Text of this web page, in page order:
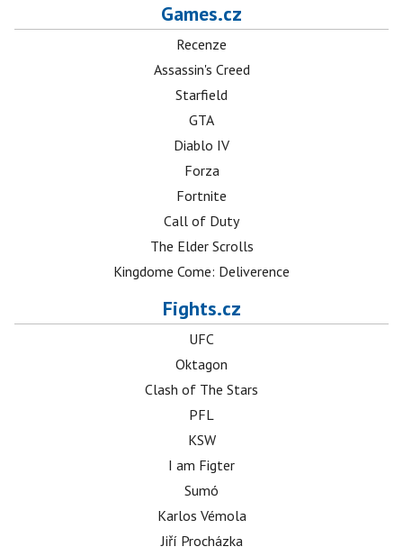
Games.cz
Recenze
Assassin's Creed
Starfield
GTA
Diablo IV
Forza
Fortnite
Call of Duty
The Elder Scrolls
Kingdome Come: Deliverence
Fights.cz
UFC
Oktagon
Clash of The Stars
PFL
KSW
I am Figter
Sumó
Karlos Vémola
Jiří Procházka